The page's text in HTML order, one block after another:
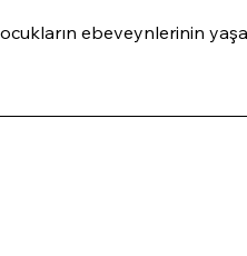
ebeveynlerinin